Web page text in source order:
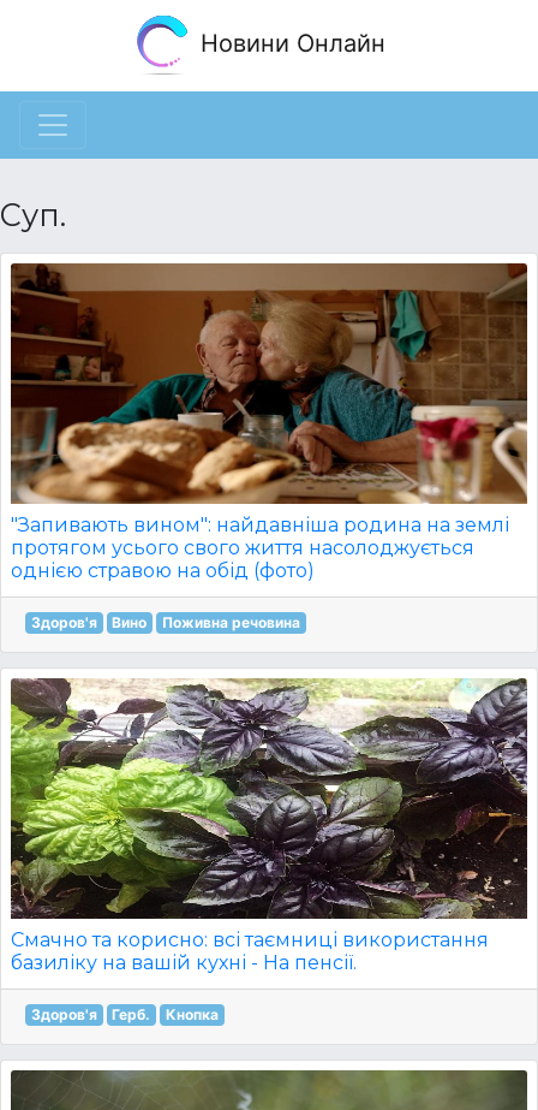
Новини Онлайн
Суп.
"Запивають вином": найдавніша родина на землі
протягом усього свого життя насолоджується
однією стравою на обід (фото)
Здоров'я Вино Поживна речовина
Смачно та корисно: всі таємниці використання
базиліку на вашій кухні - На пенсії.
Здоров'я Герб. Кнопка